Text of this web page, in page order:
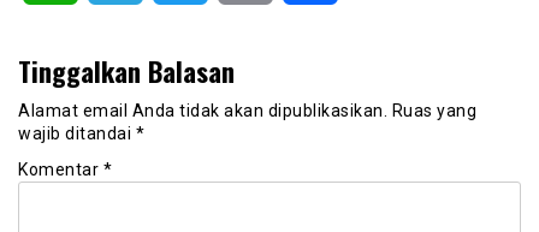
Tinggalkan Balasan
Alamat email Anda tidak akan dipublikasikan.
Ruas yang
wajib ditandai *
Komentar *